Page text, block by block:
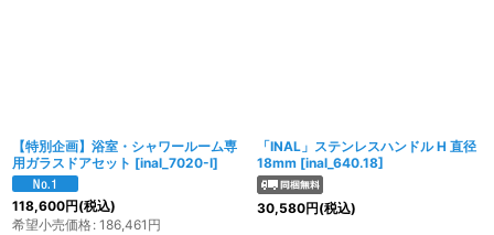
【特別企画】浴室・シャワールーム専
用ガラスドアセット [inal_7020-I]
118,600円(税込)
希望小売価格: 186,461 円
「INAL」ステンレスハンドル H 直径
18mm [inal_640.18]
30,580円(税込)